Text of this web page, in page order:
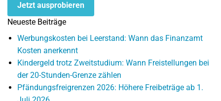
Jetzt ausprobieren
Neueste Beiträge
Werbungskosten bei Leerstand: Wann das Finanzamt
Kosten anerkennt
Kindergeld trotz Zweitstudium: Wann Freistellungen bei
der 20-Stunden-Grenze zählen
Pfändungsfreigrenzen 2026: Höhere Freibeträge ab 1.